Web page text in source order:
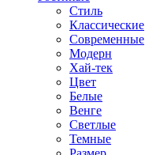
Стиль
Классические
Современные
Модерн
Хай-тек
Цвет
Белые
Венге
Светлые
Темные